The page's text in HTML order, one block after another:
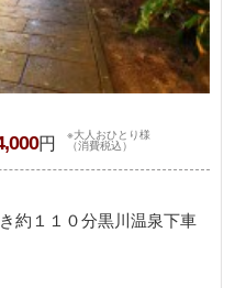
円
※大人おひとり様
（消費税込）
約１１０分黒川温泉下車